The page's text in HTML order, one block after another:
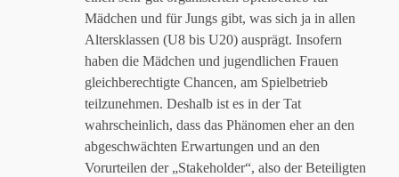
Anti-Spam von CleanTalk
Mädchen und für Jungs gibt, was sich ja in allen
Altersklassen (U8 bis U20) ausprägt. Insofern
haben die Mädchen und jugendlichen Frauen
gleichberechtigte Chancen, am Spielbetrieb
teilzunehmen. Deshalb ist es in der Tat
wahrscheinlich, dass das Phänomen eher an den
abgeschwächten Erwartungen und an den
Vorurteilen der „Stakeholder“, also der Beteiligten